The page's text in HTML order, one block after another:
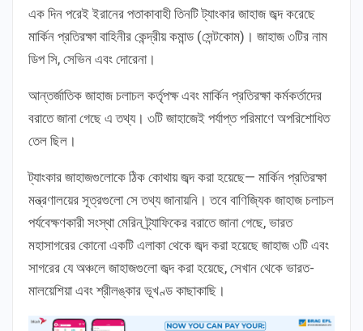
এক দিন পরেই ইরানের পতাকাবাহী তিনটি ট্যাংকার জাহাজ জব্দ করেছে
মার্কিন প্রতিরক্ষা বাহিনীর কেন্দ্রীয় কমান্ড (সেন্টকোম)। জাহাজ ৩টির নাম
ডিপ সি, সেভিন এবং দোরেনা।
আন্তর্জাতিক জাহাজ চলাচল কর্তৃপক্ষ এবং মার্কিন প্রতিরক্ষা কর্মকর্তাদের
বরাতে জানা গেছে এ তথ্য। ৩টি জাহাজেই পর্যাপ্ত পরিমাণে অপরিশোধিত
তেল ছিল।
ট্যাংকার জাহাজগুলোকে ঠিক কোথায় জব্দ করা হয়েছে— মার্কিন প্রতিরক্ষা
মন্ত্রণালয়ের সূত্রগুলো সে তথ্য জানায়নি। তবে বাণিজ্যিক জাহাজ চলাচল
পর্যবেক্ষণকারী সংস্থা মেরিন ট্র্যাফিকের বরাতে জানা গেছে, ভারত
মহাসাগরের কোনো একটি এলাকা থেকে জব্দ করা হয়েছে জাহাজ ৩টি এবং
সাগরের যে অঞ্চলে জাহাজগুলো জব্দ করা হয়েছে, সেখান থেকে ভারত-
মালয়েশিয়া এবং শ্রীলঙ্কার ভূখণ্ড কাছাকাছি।